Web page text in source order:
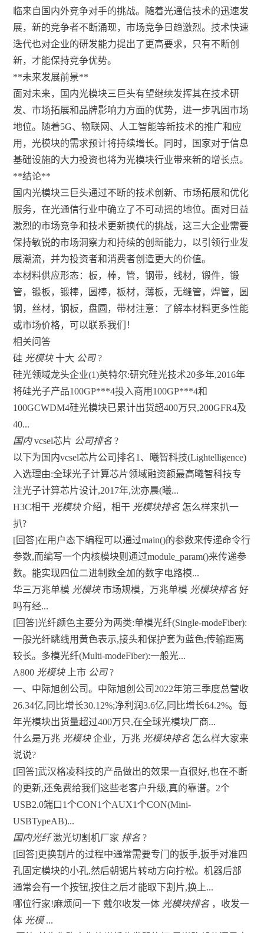
临来自国内外竞争对手的挑战。随着光通信技术的迅速发
展，新的竞争者不断涌现，市场竞争日趋激烈。技术快速
迭代也对企业的研发能力提出了更高要求，只有不断创
新，才能保持竞争优势。
**未来发展前景**
面对未来，国内光模块三巨头有望继续发挥其在技术研
发、市场拓展和品牌影响力方面的优势，进一步巩固市场
地位。随着5G、物联网、人工智能等新技术的推广和应
用，光模块的需求预计将持续增长。同时，国家对于信息
基础设施的大力投资也将为光模块行业带来新的增长点。
**结论**
国内光模块三巨头通过不断的技术创新、市场拓展和优化
服务，在光通信行业中确立了不可动摇的地位。面对日益
激烈的市场竞争和技术更新换代的挑战，这三大企业需要
保持敏锐的市场洞察力和持续的创新能力，以引领行业发
展潮流，并为投资者和消费者创造更大的价值。
本材料供应形态：板，棒，管，钢带，线材，锻件，锻
管，锻板，锻棒，圆棒，板材，薄板，无缝管，焊管，圆
钢，丝材，钢板，盘圆，带材注意：了解本材料更多性能
或市场价格，可以联系我们！
相关问答
硅 光模块 十大 公司?
硅光领域龙头企业(1)英特尔:研究硅光技术20多年,2016年
将硅光子产品100GP***4投入商用100GP***4和
100GCWDM4硅光模块已累计出货超400万只,200GFR4及
40...
国内vcsel芯片 公司排名?
以下为国内vcsel芯片公司排名1、曦智科技(Lightelligence)
入选理由:全球光子计算芯片领域融资额最高曦智科技专
注光子计算芯片设计,2017年,沈亦晨(曦...
H3C相干 光模块介绍，相干 光模块排名 怎么样来扒一
扒?
[回答]在用户态下编程可以通过main()的参数来传递命令行
参数,而编写一个内核模块则通过module_param()来传递参
数。能实现四位二进制数全加的数字电路模...
华三万兆单模 光模块市场规模，万兆单模 光模块排名好
吗有经...
[回答]光纤颜色主要分为两类:单模光纤(Single-modeFiber):
一般光纤跳线用黄色表示,接头和保护套为蓝色;传输距离
较长。多模光纤(Multi-modeFiber):一般光...
A800 光模块 上市 公司?
一、中际旭创公司。中际旭创公司2022年第三季度总营收
26.34亿,同比增长30.12%;净利润3.6亿,同比增长64.2%。每
年光模块出货量超过400万只,在全球光模块厂商...
什么是万兆 光模块企业，万兆 光模块排名 怎么样大家来
说说?
[回答]武汉格凌科技的产品做出的效果一直很好,也在不断
的更新,还免费给我们这些老客户升级,真的靠谱。2个
USB2.0端口1个CON1个AUX1个CON(Mini-
USBTypeAB)...
国内光纤激光切割机厂家 排名?
[回答]更换割片的过程中通常需要专门的扳手,扳手对准四
孔固定模块的小孔,然后朝锯片转动方向拧松。机器后部
通常会有一个按钮,按住之后才能取下割片,换上...
哪位行家!麻烦问一下 戴尔收发一体 光模块排名 ，收发一
体 光模...